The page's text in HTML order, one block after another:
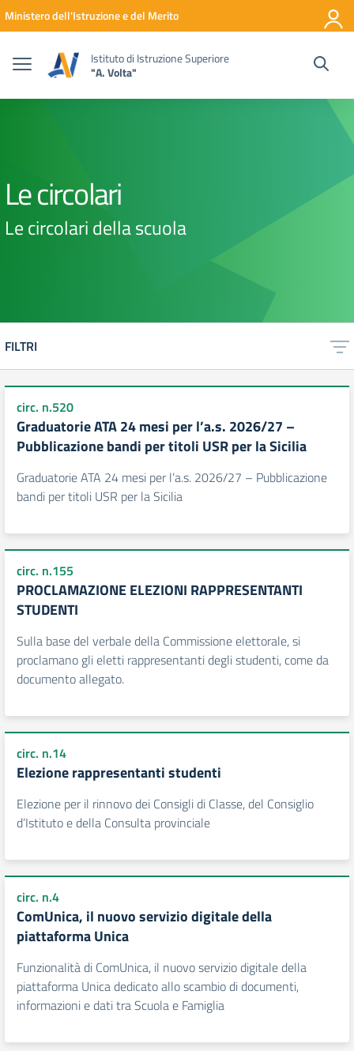
Vai ai contenuti
Vai al menu di navigazione
Vai al footer
Ministero dell'Istruzione e del Merito
Istituto di Istruzione Superiore
"A. Volta"
Le circolari
Le circolari della scuola
FILTRI
circ. n.520
Graduatorie ATA 24 mesi per l’a.s. 2026/27 –
Pubblicazione bandi per titoli USR per la Sicilia
Graduatorie ATA 24 mesi per l’a.s. 2026/27 – Pubblicazione
bandi per titoli USR per la Sicilia
circ. n.155
PROCLAMAZIONE ELEZIONI RAPPRESENTANTI
STUDENTI
Sulla base del verbale della Commissione elettorale, si
proclamano gli eletti rappresentanti degli studenti, come da
documento allegato.
circ. n.14
Elezione rappresentanti studenti
Elezione per il rinnovo dei Consigli di Classe, del Consiglio
d’Istituto e della Consulta provinciale
circ. n.4
ComUnica, il nuovo servizio digitale della
piattaforma Unica
Funzionalità di ComUnica, il nuovo servizio digitale della
piattaforma Unica dedicato allo scambio di documenti,
informazioni e dati tra Scuola e Famiglia